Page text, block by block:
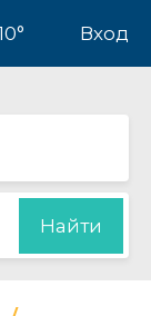
Вход
Найти